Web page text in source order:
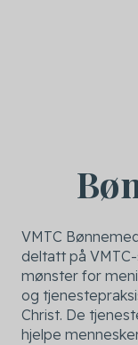
VMTC
deltatt på
mønster for
og
Christ. De
hjelpe